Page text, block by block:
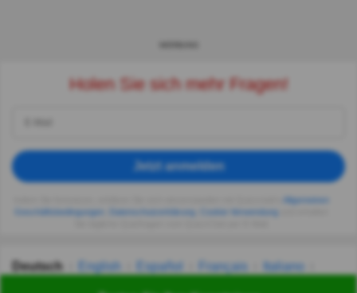
Holen Sie sich mehr Fragen!
Jetzt anmelden
Allgemeinen
Geschäftsbedingungen
Datenschutzerklärung Cookie-Verwendung
Deutsch English Español Français
Italiano